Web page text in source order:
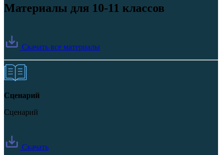
Материалы для 10-11 классов
Скачать все материалы
Сценарий
Сценарий
Скачать